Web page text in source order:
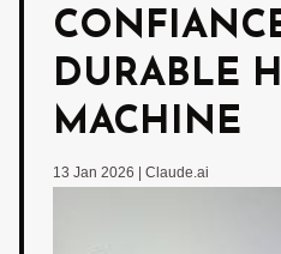
DURABLE
MACHINE
13 Jan 2026 Claude.ai